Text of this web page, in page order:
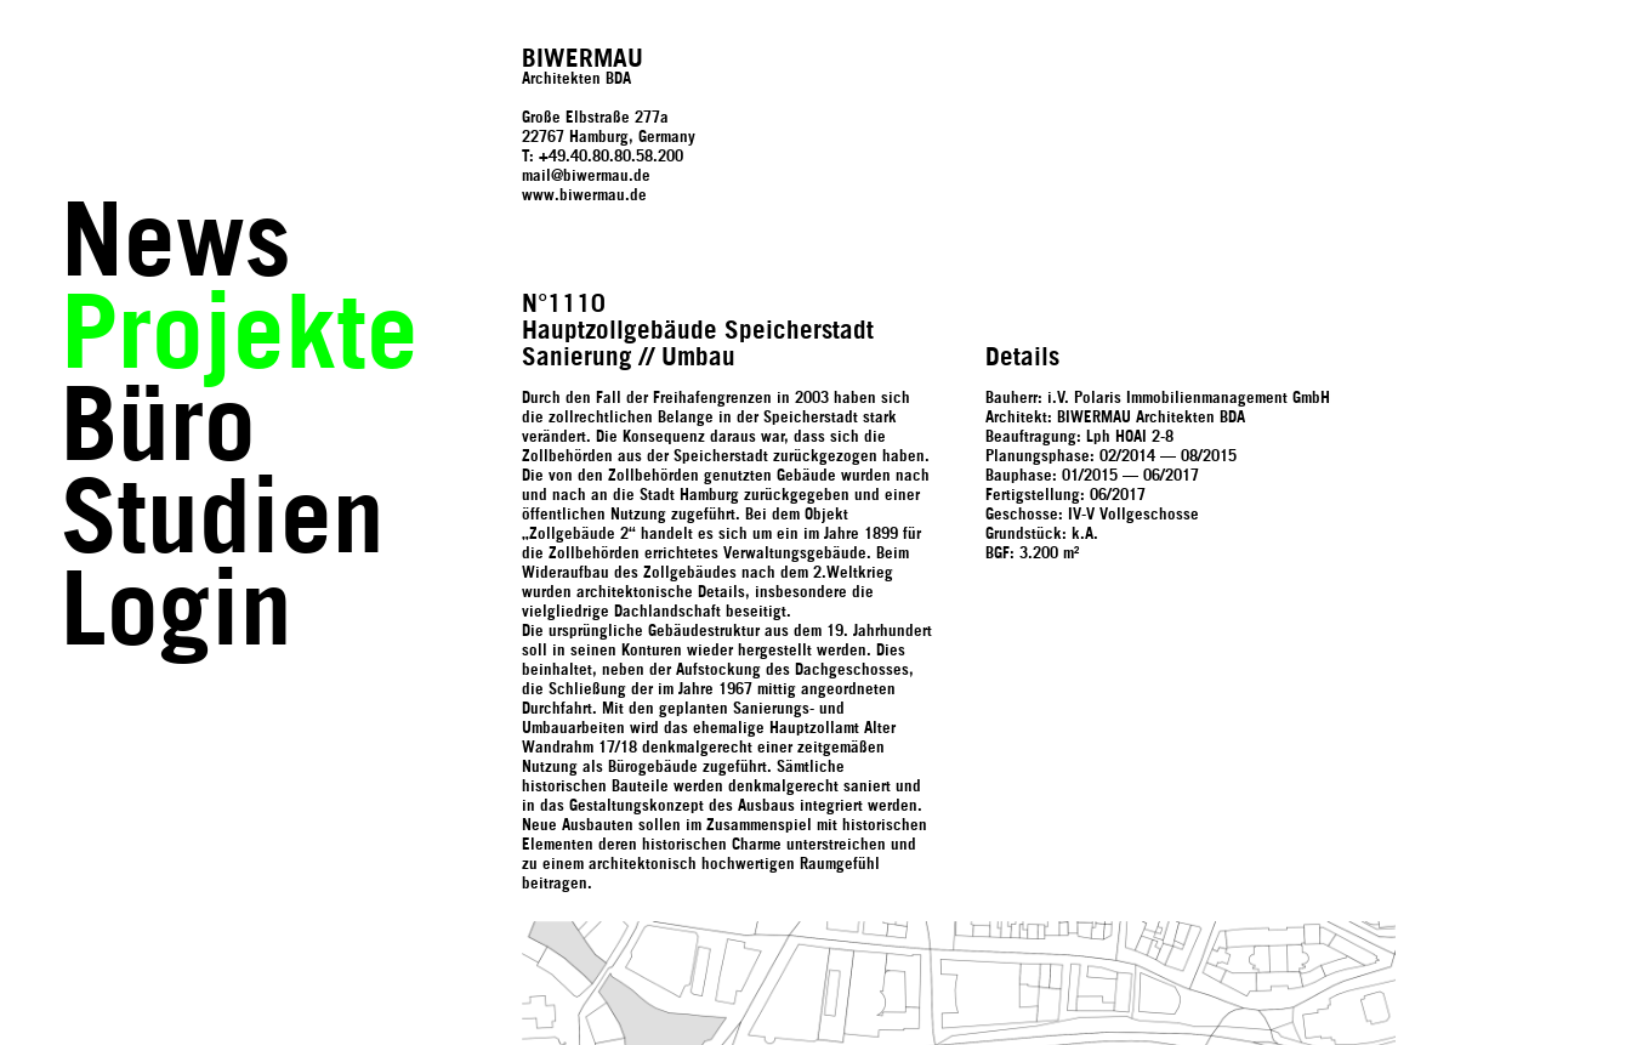
News
Projekte
Büro
Studien
Login
BIWERMAU
Architekten BDA
Große Elbstraße 277a
22767 Hamburg, Germany
T: +49.40.80.80.58.200
mail@biwermau.de
www.biwermau.de
N°1110
Hauptzollgebäude Speicherstadt
Sanierung // Umbau
Durch den Fall der Freihafengrenzen in 2003 haben sich
die zollrechtlichen Belange in der Speicherstadt stark
verändert. Die Konsequenz daraus war, dass sich die
Zollbehörden aus der Speicherstadt zurückgezogen haben.
Die von den Zollbehörden genutzten Gebäude wurden nach
und nach an die Stadt Hamburg zurückgegeben und einer
öffentlichen Nutzung zugeführt. Bei dem Objekt
„Zollgebäude 2“ handelt es sich um ein im Jahre 1899 für
die Zollbehörden errichtetes Verwaltungsgebäude. Beim
Wideraufbau des Zollgebäudes nach dem 2.Weltkrieg
wurden architektonische Details, insbesondere die
vielgliedrige Dachlandschaft beseitigt.
Die ursprüngliche Gebäudestruktur aus dem 19. Jahrhundert
soll in seinen Konturen wieder hergestellt werden. Dies
beinhaltet, neben der Aufstockung des Dachgeschosses,
die Schließung der im Jahre 1967 mittig angeordneten
Durchfahrt. Mit den geplanten Sanierungs- und
Umbauarbeiten wird das ehemalige Hauptzollamt Alter
Wandrahm 17/18 denkmalgerecht einer zeitgemäßen
Nutzung als Bürogebäude zugeführt. Sämtliche
historischen Bauteile werden denkmalgerecht saniert und
in das Gestaltungskonzept des Ausbaus integriert werden.
Neue Ausbauten sollen im Zusammenspiel mit historischen
Elementen deren historischen Charme unterstreichen und
zu einem architektonisch hochwertigen Raumgefühl
beitragen.
Details
Bauherr: i.V. Polaris Immobilienmanagement GmbH
Architekt: BIWERMAU Architekten BDA
Beauftragung: Lph HOAI 2-8
Planungsphase: 02/2014 — 08/2015
Bauphase: 01/2015 — 06/2017
Fertigstellung: 06/2017
Geschosse: IV-V Vollgeschosse
Grundstück: k.A.
BGF: 3.200 m²